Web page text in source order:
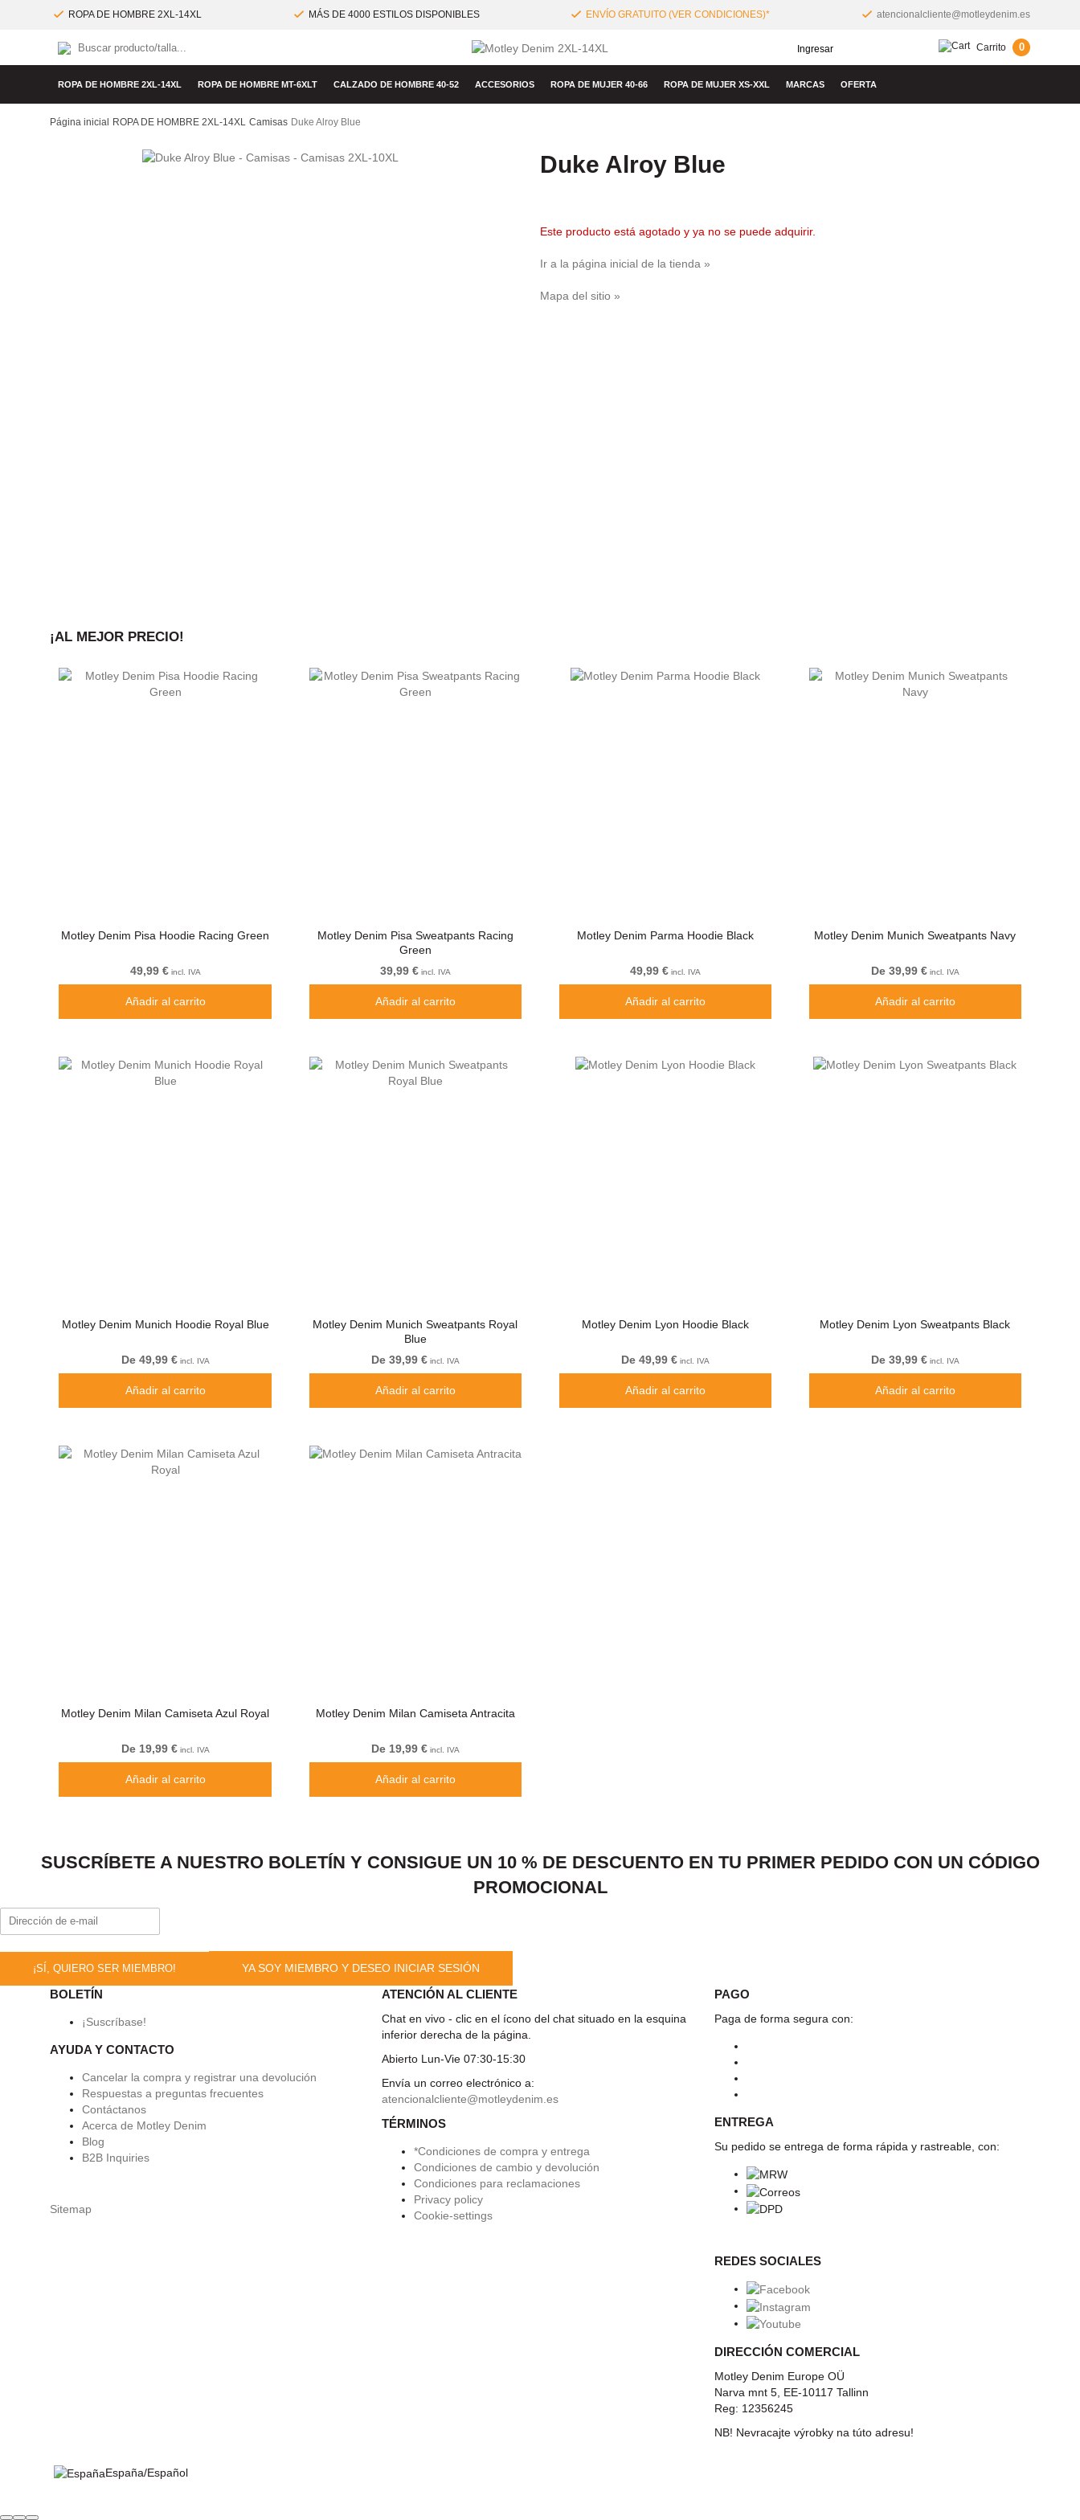
ROPA DE HOMBRE 2XL-14XL MÁS DE 4000 ESTILOS DISPONIBLES ENVÍO GRATUITO (VER CONDICIONES)* atencionalcliente@motleydenim.es
Carrito 0
Ingresar
ROPA DE HOMBRE 2XL-14XL ROPA DE HOMBRE MT-6XLT CALZADO DE HOMBRE 40-52 ACCESORIOS ROPA DE MUJER 40-66 ROPA DE MUJER XS-XXL MARCAS OFERTA
Página inicial ROPA DE HOMBRE 2XL-14XL Camisas Duke Alroy Blue
Duke Alroy Blue
Este producto está agotado y ya no se puede adquirir.
Ir a la página inicial de la tienda »
Mapa del sitio »
¡AL MEJOR PRECIO!
Motley Denim Pisa Hoodie Racing Green
49,99 €incl. IVA
Añadir al carrito
Motley Denim Pisa Sweatpants Racing
Green
39,99 €incl. IVA
Añadir al carrito
Motley Denim Parma Hoodie Black
49,99 €incl. IVA
Añadir al carrito
Motley Denim Munich Sweatpants Navy
De 39,99 €incl. IVA
Añadir al carrito
Motley Denim Munich Hoodie Royal Blue
De 49,99 €incl. IVA
Añadir al carrito
Motley Denim Munich Sweatpants Royal
Blue
De 39,99 €incl. IVA
Añadir al carrito
Motley Denim Lyon Hoodie Black
De 49,99 €incl. IVA
Añadir al carrito
Motley Denim Lyon Sweatpants Black
De 39,99 €incl. IVA
Añadir al carrito
Motley Denim Milan Camiseta Azul Royal
De 19,99 €incl. IVA
Añadir al carrito
Motley Denim Milan Camiseta Antracita
De 19,99 €incl. IVA
Añadir al carrito
SUSCRÍBETE A NUESTRO BOLETÍN Y CONSIGUE UN 10 % DE DESCUENTO EN TU PRIMER PEDIDO CON UN CÓDIGO
PROMOCIONAL
¡SÍ, QUIERO SER MIEMBRO! YA SOY MIEMBRO Y DESEO INICIAR SESIÓN
BOLETÍN
¡Suscríbase!
AYUDA Y CONTACTO
Cancelar la compra y registrar una devolución
Respuestas a preguntas frecuentes
Contáctanos
Acerca de Motley Denim
Blog
B2B Inquiries
Sitemap
ATENCIÓN AL CLIENTE
Chat en vivo - clic en el ícono del chat situado en la esquina
inferior derecha de la página.
Abierto Lun-Vie 07:30-15:30
Envía un correo electrónico a:
atencionalcliente@motleydenim.es
TÉRMINOS
*Condiciones de compra y entrega
Condiciones de cambio y devolución
Condiciones para reclamaciones
Privacy policy
Cookie-settings
PAGO
Paga de forma segura con:
ENTREGA
Su pedido se entrega de forma rápida y rastreable, con:
REDES SOCIALES
DIRECCIÓN COMERCIAL
Motley Denim Europe OÜ
Narva mnt 5, EE-10117 Tallinn
Reg: 12356245
NB! Nevracajte výrobky na túto adresu!
España/Español